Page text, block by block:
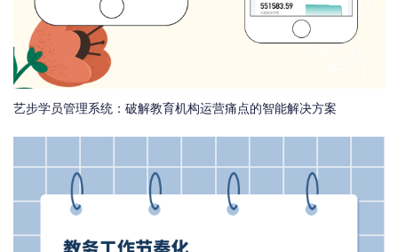
艺步学员管理系统：破解教育机构运营痛点的智能解决方案